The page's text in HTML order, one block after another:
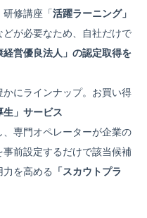
研修講座「活躍ラーニング」
どが必要なため、自社だけで
経営優良法人」の認定取得を
かにラインナップ。お買い得
生」サービス
、専門オペレーターが企業の
前設定するだけで該当候補
を高める
「スカウトプラ